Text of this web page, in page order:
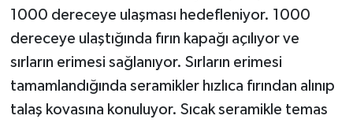
1000 dereceye ulaşması hedefleniyor. 1000
dereceye ulaştığında fırın kapağı açılıyor ve
sırların erimesi sağlanıyor. Sırların erimesi
tamamlandığında seramikler hızlıca fırından alınıp
talaş kovasına konuluyor. Sıcak seramikle temas